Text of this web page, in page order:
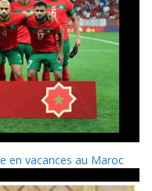
en vacances au Maroc